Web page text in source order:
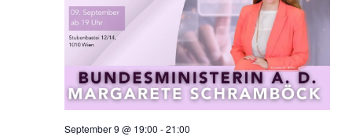
September 9 @ 19:00 -21:00